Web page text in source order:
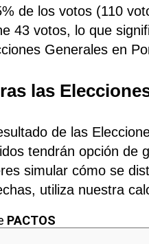
de los votos (110
43 votos, lo que
Generales en
las
de las
tendrán opción de
simular cómo se
utiliza nuestra
PACTOS